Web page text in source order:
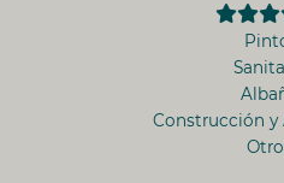
Construcción y